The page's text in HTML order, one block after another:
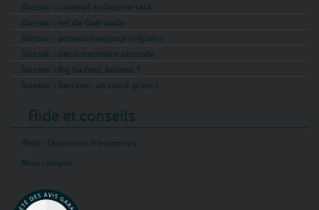
Dossier : caramel au beurre salé
Dossier : sel de Guérande
Dossier : accessoires pour crêpière
Dossier : déco marinière attitude
Dossier : Kig ha Farz, kézako ?
Dossier : Sarrasin, un sacré grain !
Aide et conseils
Aide - Questions fréquentes
Mon compte